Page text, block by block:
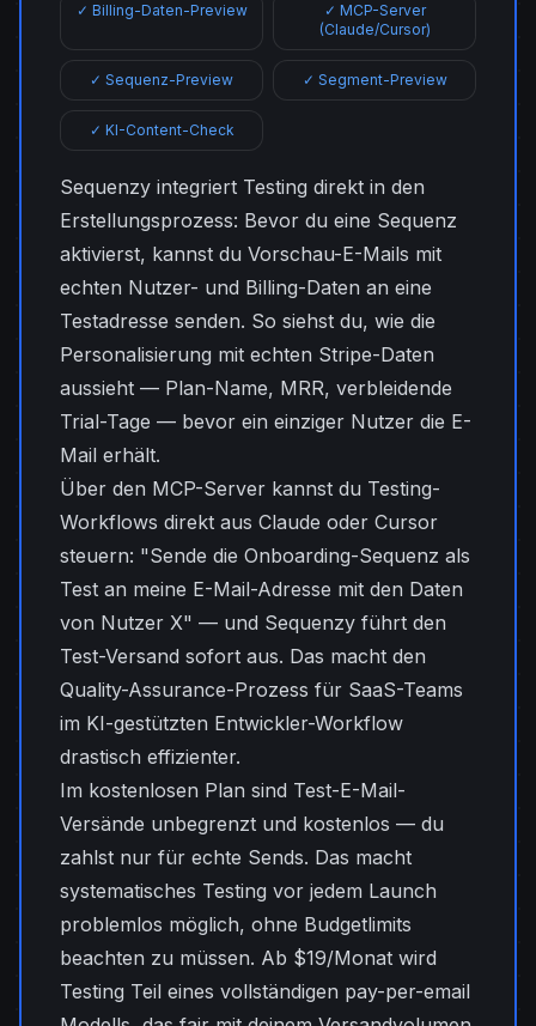
✓ Billing-Daten-Preview
✓ MCP-Server
(Claude/Cursor)
✓ Sequenz-Preview ✓ Segment-Preview
✓ KI-Content-Check
Sequenzy integriert Testing direkt in den
Erstellungsprozess: Bevor du eine Sequenz
aktivierst, kannst du Vorschau-E-Mails mit
echten Nutzer- und Billing-Daten an eine
Testadresse senden. So siehst du, wie die
Personalisierung mit echten Stripe-Daten
aussieht — Plan-Name, MRR, verbleidende
Trial-Tage — bevor ein einziger Nutzer die E-
Mail erhält.
Über den MCP-Server kannst du Testing-
Workflows direkt aus Claude oder Cursor
steuern: "Sende die Onboarding-Sequenz als
Test an meine E-Mail-Adresse mit den Daten
von Nutzer X" — und Sequenzy führt den
Test-Versand sofort aus. Das macht den
Quality-Assurance-Prozess für SaaS-Teams
im KI-gestützten Entwickler-Workflow
drastisch effizienter.
Im kostenlosen Plan sind Test-E-Mail-
Versände unbegrenzt und kostenlos — du
zahlst nur für echte Sends. Das macht
systematisches Testing vor jedem Launch
problemlos möglich, ohne Budgetlimits
beachten zu müssen. Ab $19/Monat wird
Testing Teil eines vollständigen pay-per-email